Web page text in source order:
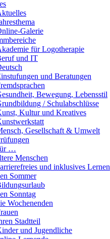
Galerie
für Logotherapie
und IT
und Beratungen
Bewegung, Lebensstil
/ Schulabschlüsse
Kultur und Kreatives
Gesellschaft & Umwelt
…
Menschen
und inklusives Lernen
Sommer
Sonntag
Wochenenden
Stadtteil
und Jugendliche